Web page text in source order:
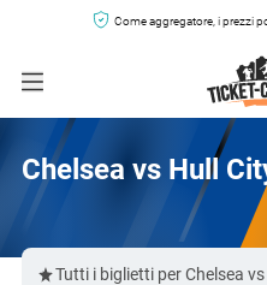
Come aggregatore, i prezzi
Chelsea vs Hull
Tutti i biglietti per Chelsea